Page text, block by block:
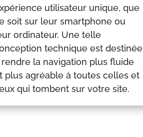
utilisateur unique, que
soit sur leur smartphone ou
ordinateur. Une telle
technique est destinée
rendre la navigation plus fluide
plus agréable à toutes celles et
qui tombent sur votre site.